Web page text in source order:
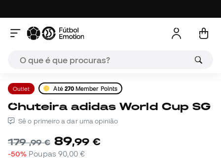
Outlet Até 270 Member Points
Chuteira adidas World Cup SG
Sê o primeiro a dar uma opinião
179,99 € 89,99 €
-50% Poupas 90,00 €